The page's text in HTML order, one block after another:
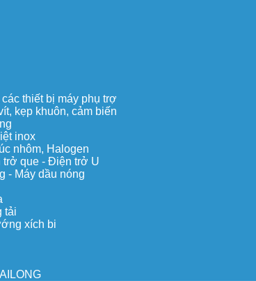
thiết bị máy phụ trợ
kẹp khuôn, cảm biến
inox
nhôm, Halogen
que - Điện trở U
- Máy dầu nóng
tải
xích bi